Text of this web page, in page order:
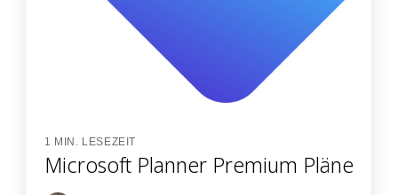
1 MIN. LESEZEIT
Microsoft Planner Premium Pläne